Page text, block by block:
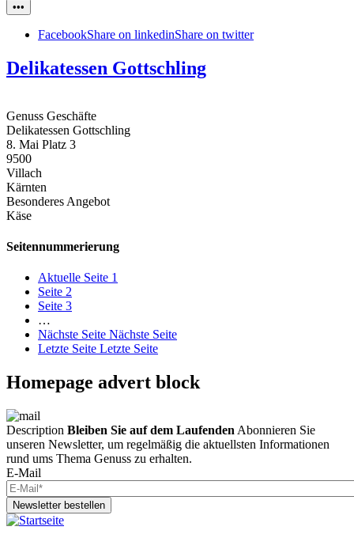
•••
FacebookShare on linkedinShare on twitter
Delikatessen Gottschling
Genuss Geschäfte
Delikatessen Gottschling
8. Mai Platz 3
9500
Villach
Kärnten
Besonderes Angebot
Käse
Seitennummerierung
Aktuelle Seite 1
Seite 2
Seite 3
…
Nächste Seite Nächste Seite
Letzte Seite Letzte Seite
Homepage advert block
Description Bleiben Sie auf dem Laufenden Abonnieren Sie
unseren Newsletter, um regelmäßig die aktuellsten Informationen
rund ums Thema Genuss zu erhalten.
E-Mail
Newsletter bestellen